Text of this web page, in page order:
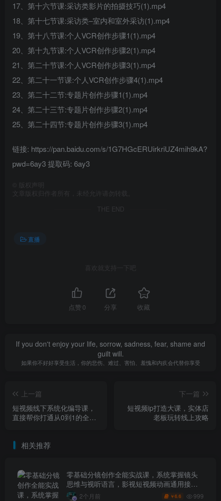
17、第十六节课:采访类影片的拍摄技巧(1).mp4
18、第十七节课:采访类–室内和室外采访(1).mp4
19、第十八节课:个人VCR创作步骤1(1).mp4
20、第十九节课:个人VCR创作步骤2(1).mp4
21、第二十节课:个人VCR创作步骤3(1).mp4
22、第二十一节课:个人VCR创作步骤4(1).mp4
23、第二十二节:专题片创作步骤1(1).mp4
24、第二十三节:专题片创作步骤2(1).mp4
25、第二十四节:专题片创作步骤3(1).mp4
链接: https://pan.baidu.com/s/1G7HGcERUirkriUZ4mih9kA?
pwd=6ay3 提取码: 6ay3
版权声明
文章版权归作者所有，未经允许请勿转载。
THE END
直播
喜欢就支持一下吧
点赞 0 分享 收藏
If you don't enjoy your life, sorrow, sadness, fear, shame and
guilt will.
如果你不好好享受生活，你的悲伤、难过、害怕、羞愧和内疚会代替你享受
上一篇
短视频线下系统化编导课，
直接帮你打通从0到1的全链
下一篇
短视频ip打造大课，实体店
老板玩转线上攻略
相关推荐
零基础分镜创作全能实战课，系统掌握镜头
思维与视听语言，影视短视频动画通用接单
技能2个月前 ￥6.6 999